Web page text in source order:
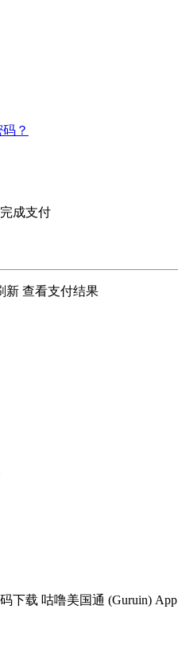
？
成支付
新 查看支付结果
下载 咕噜美国通 (Guruin) App